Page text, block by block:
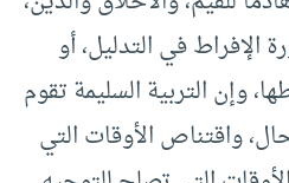
الإفراط في التدليل، أو
وإن التربية السليمة تقوم
واقتناص الأوقات التي